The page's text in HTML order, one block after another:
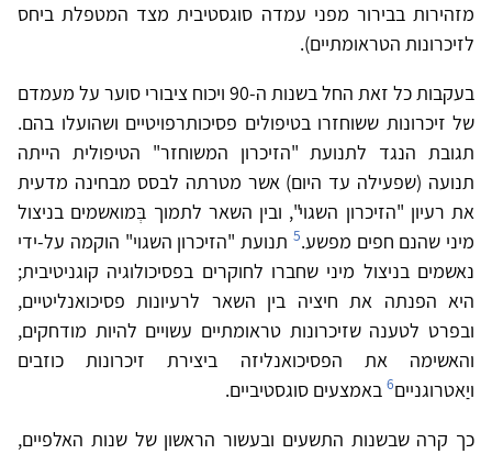
מזהירות בבירור מפני עמדה סוגסטיבית מצד המטפלת ביחס
לזיכרונות הטראומתיים).
בעקבות כל זאת החל בשנות ה-90 ויכוח ציבורי סוער על מעמדם
של זיכרונות ששוחזרו בטיפולים פסיכותרפויטיים ושהועלו בהם.
תגובת הנגד לתנועת "הזיכרון המשוחזר" הטיפולית הייתה
תנועה (שפעילה עד היום) אשר מטרתה לבסס מבחינה מדעית
את רעיון "הזיכרון השגוי", ובין השאר לתמוך בְּמואשמים בניצול
מיני שהנם חפים מפשע.5 תנועת "הזיכרון השגוי" הוקמה על-ידי
נאשמים בניצול מיני שחברו לחוקרים בפסיכולוגיה קוגניטיבית;
היא הפנתה את חיציה בין השאר לרעיונות פסיכואנליטיים,
ובפרט לטענה שזיכרונות טראומתיים עשויים להיות מודחקים,
והאשימה את הפסיכואנליזה ביצירת זיכרונות כוזבים
ויַאטרוגניים6 באמצעים סוגסטיביים.
כך קרה שבשנות התשעים ובעשור הראשון של שנות האלפיים,